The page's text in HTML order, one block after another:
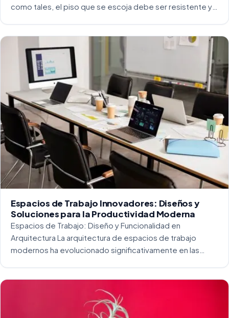
como tales, el piso que se escoja debe ser resistente y
Espacios de Trabajo Innovadores: Diseños y
Soluciones para la Productividad Moderna
Espacios de Trabajo: Diseño y Funcionalidad en
Arquitectura La arquitectura de espacios de trabajo
modernos ha evolucionado significativamente en las